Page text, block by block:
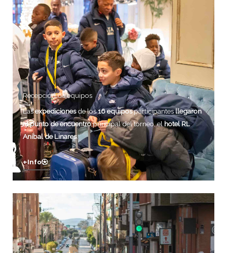
Recepción de equipos
Lasexpedicionesde los16 equiposparticipantesllegaron
al punto de encuentroprincipal del torneo, elhotel RL
Aníbal de Linares.
+info